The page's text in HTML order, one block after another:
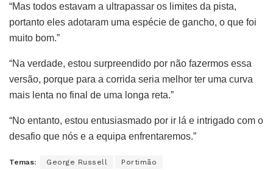
“Mas todos estavam a ultrapassar os limites da pista,
portanto eles adotaram uma espécie de gancho, o que foi
muito bom.”
“Na verdade, estou surpreendido por não fazermos essa
versão, porque para a corrida seria melhor ter uma curva
mais lenta no final de uma longa reta.”
“No entanto, estou entusiasmado por ir lá e intrigado com o
desafio que nós e a equipa enfrentaremos.”
Temas: George Russell Portimão